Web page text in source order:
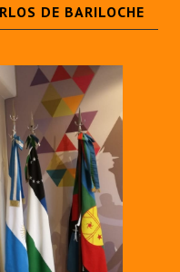
DE BARILOCHE